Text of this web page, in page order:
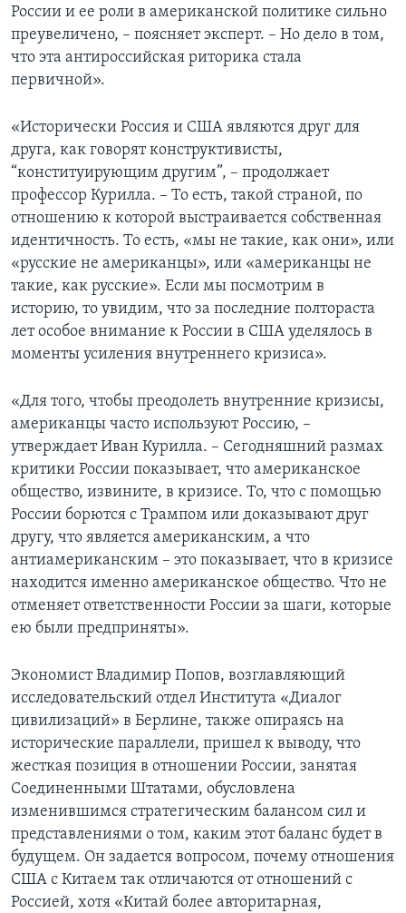
России и ее роли в американской политике сильно
преувеличено, – поясняет эксперт. – Но дело в том,
что эта антироссийская риторика стала
первичной».
«Исторически Россия и США являются друг для
друга, как говорят конструктивисты,
“конституирующим другим”, – продолжает
профессор Курилла. – То есть, такой страной, по
отношению к которой выстраивается собственная
идентичность. То есть, «мы не такие, как они», или
«русские не американцы», или «американцы не
такие, как русские». Если мы посмотрим в
историю, то увидим, что за последние полтораста
лет особое внимание к России в США уделялось в
моменты усиления внутреннего кризиса».
«Для того, чтобы преодолеть внутренние кризисы,
американцы часто используют Россию, –
утверждает Иван Курилла. – Сегодняшний размах
критики России показывает, что американское
общество, извините, в кризисе. То, что с помощью
России борются с Трампом или доказывают друг
другу, что является американским, а что
антиамериканским – это показывает, что в кризисе
находится именно американское общество. Что не
отменяет ответственности России за шаги, которые
ею были предприняты».
Экономист Владимир Попов, возглавляющий
исследовательский отдел Института «Диалог
цивилизаций» в Берлине, также опираясь на
исторические параллели, пришел к выводу, что
жесткая позиция в отношении России, занятая
Соединенными Штатами, обусловлена
изменившимся стратегическим балансом сил и
представлениями о том, каким этот баланс будет в
будущем. Он задается вопросом, почему отношения
США с Китаем так отличаются от отношений с
Россией, хотя «Китай более авторитарная,